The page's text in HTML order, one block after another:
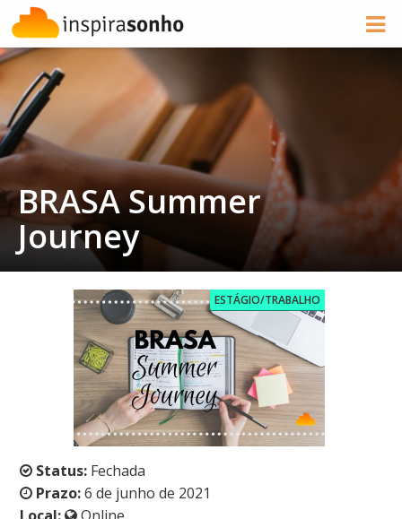
BRASA Summer
Journey
ESTÁGIO/TRABALHO
Status: Fechada
Prazo:6 de junho de 2021